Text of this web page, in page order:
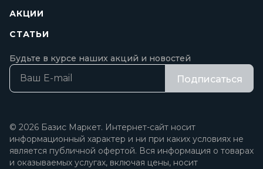
АКЦИИ
СТАТЬИ
Будьте в курсе наших акций и новостей
Подписаться
© 2026 Базис Маркет. Интернет-сайт носит
информационный характер и ни при каких условиях не
является публичной офертой. Вся информация о товарах
и оказываемых услугах, включая цены, носит